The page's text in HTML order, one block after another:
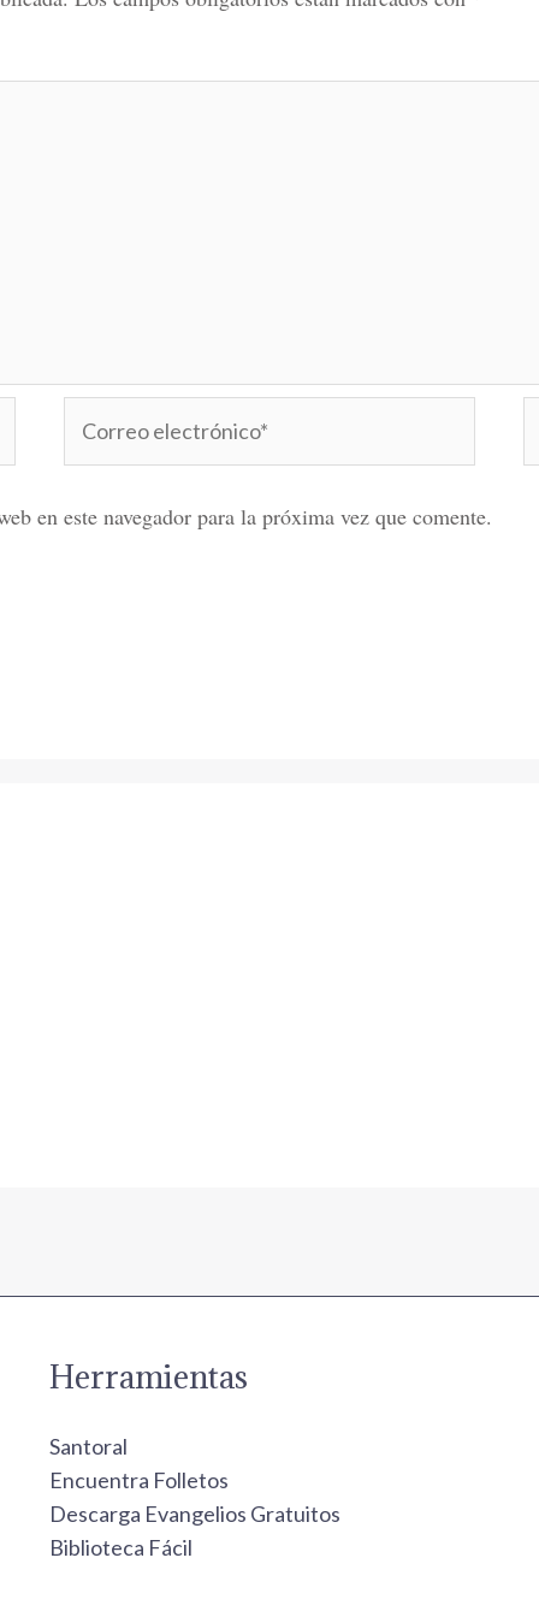
electrónico*
en este navegador para la próxima vez que comente.
Herramientas
Santoral
Encuentra Folletos
Descarga Evangelios Gratuitos
Biblioteca Fácil